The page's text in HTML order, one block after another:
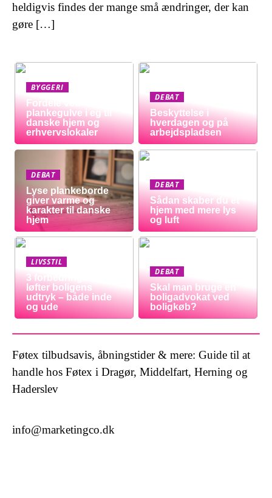
heldigvis findes der mange små ændringer, der kan
gøre […]
BYGGERI
Fordele ved
plankegulve i eg til
danske hjem og
erhvervslokaler
DEBAT
Beskyttelse i
hverdagen og på
arbejdspladsen
DEBAT
Lyse plankeborde
giver varme og
karakter til danske
hjem
DEBAT
Sådan skaber du et
hjem med mere lys
og luft
LIVSSTIL
3 forbedringer der
løfter boligens
udtryk – både inde
og ude
DEBAT
Skal man bruge en
boligadvokat ved
boligkøb?
Føtex tilbudsavis, åbningstider & mere: Guide til at
handle hos Føtex i Dragør, Middelfart, Herning og
Haderslev
info@marketingco.dk